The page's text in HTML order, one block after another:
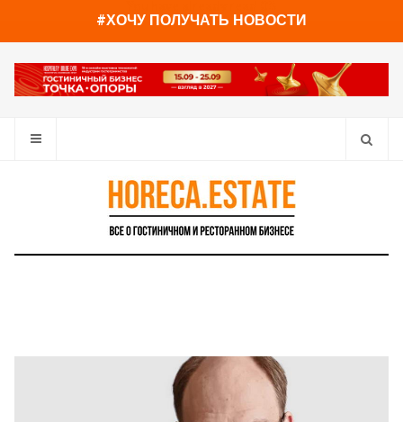
#ХОЧУ ПОЛУЧАТЬ НОВОСТИ